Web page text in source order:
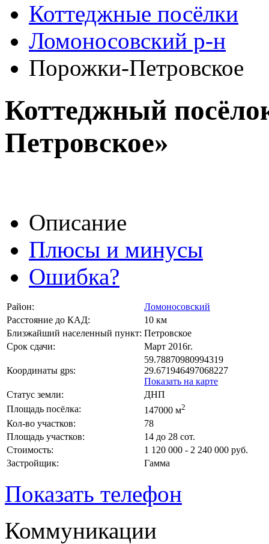
Коттеджные посёлки
Ломоносовский р-н
Порожки-Петровское
Коттеджный
Петровское»
Описание
Плюсы и минусы
Ошибка?
Район:
Ломоносовский
Расстояние до КАД:
10 км
Близжайший населенный пункт: Петровское
Срок сдачи:
Март 2016г.
Координаты gps:
59.78870980994319
29.671946497068227
Показать на карте
Статус земли:
ДНП
Площадь посёлка:
147000 м2
Кол-во участков:
78
Площадь участков:
14 до 28 сот.
Стоимость:
1 120 000 - 2 240 000 руб.
Застройщик:
Гамма
Показать телефон
Коммуникации